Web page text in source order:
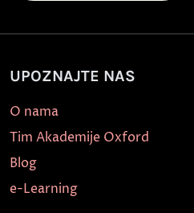
UPOZNAJTE NAS
O nama
Tim Akademije Oxford
Blog
e-Learning